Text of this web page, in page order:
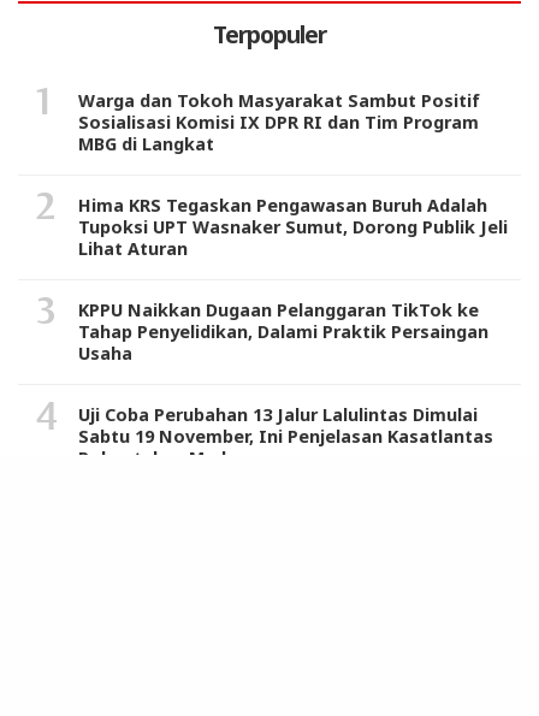
Terpopuler
Warga dan Tokoh Masyarakat Sambut Positif
Sosialisasi Komisi IX DPR RI dan Tim Program
MBG di Langkat
Hima KRS Tegaskan Pengawasan Buruh Adalah
Tupoksi UPT Wasnaker Sumut, Dorong Publik Jeli
Lihat Aturan
KPPU Naikkan Dugaan Pelanggaran TikTok ke
Tahap Penyelidikan, Dalami Praktik Persaingan
Usaha
Uji Coba Perubahan 13 Jalur Lalulintas Dimulai
Sabtu 19 November, Ini Penjelasan Kasatlantas
Polrestabes Medan